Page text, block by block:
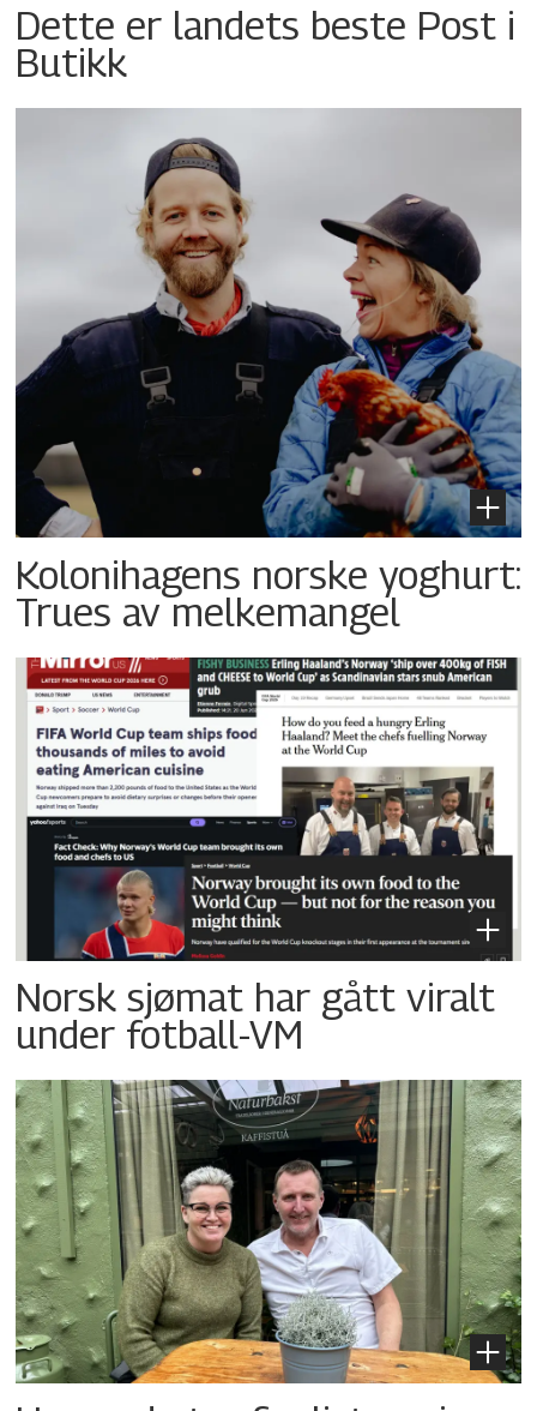
Dette er landets beste Post i
Butikk
Kolonihagens norske yoghurt:
Trues av melkemangel
Norsk sjømat har gått viralt
under fotball-VM